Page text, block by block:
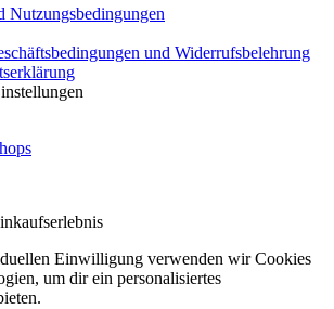
Nutzungsbedingungen
und Widerrufsbelehrung
Einwilligung verwenden wir Cookies
um dir ein personalisiertes